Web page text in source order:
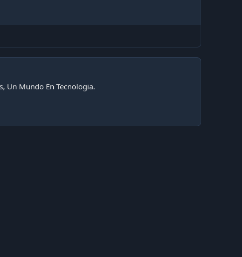
Un Mundo En Tecnologia.